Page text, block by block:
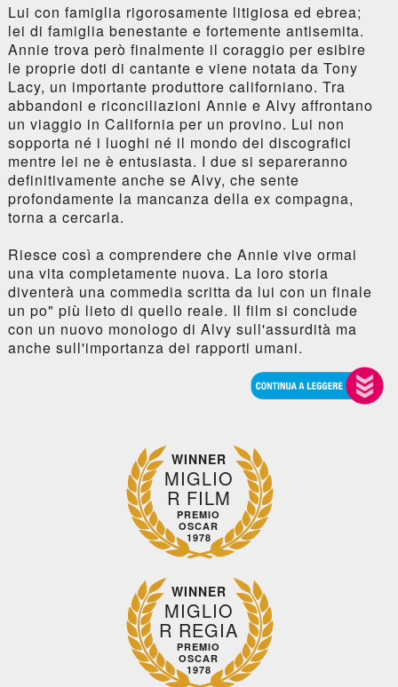
Lui con famiglia rigorosamente litigiosa ed ebrea;
lei di famiglia benestante e fortemente antisemita.
Annie trova però finalmente il coraggio per esibire
le proprie doti di cantante e viene notata da Tony
Lacy, un importante produttore californiano. Tra
abbandoni e riconciliazioni Annie e Alvy affrontano
un viaggio in California per un provino. Lui non
sopporta né i luoghi né il mondo dei discografici
mentre lei ne è entusiasta. I due si separeranno
definitivamente anche se Alvy, che sente
profondamente la mancanza della ex compagna,
torna a cercarla.
Riesce così a comprendere che Annie vive ormai
una vita completamente nuova. La loro storia
diventerà una commedia scritta da lui con un finale
un po" più lieto di quello reale. Il film si conclude
con un nuovo monologo di Alvy sull'assurdità ma
anche sull'importanza dei rapporti umani.
WINNER
MIGLIO
R FILM
PREMIO
OSCAR
1978
WINNER
MIGLIO
R REGIA
PREMIO
OSCAR
1978